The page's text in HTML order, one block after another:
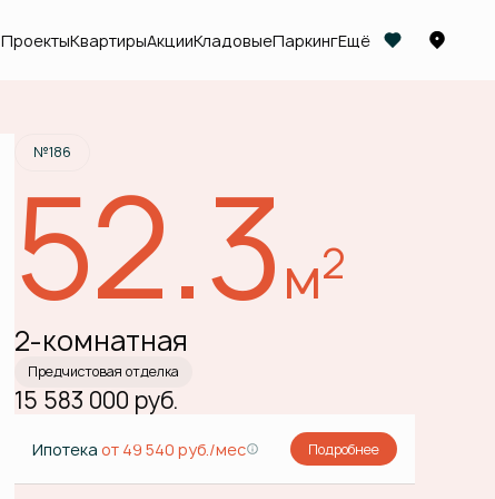
ПроектыКвартирыАкцииКладовыеПаркингЕщё
Забронировать
№186
52.3м2
2-комнатная
Предчистовая отделка
15 583 000 руб.
Ипотека от 49 540 руб./мес Подробнее